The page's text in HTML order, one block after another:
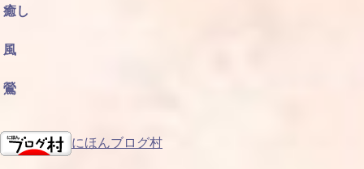
癒し
風
鶯
にほんブログ村